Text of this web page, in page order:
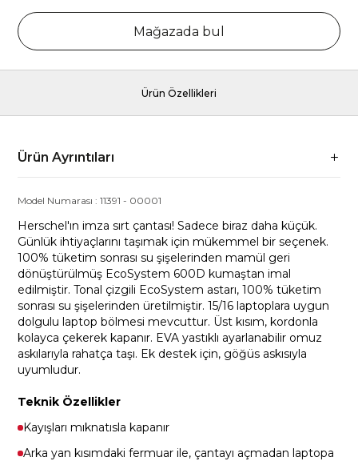
Mağazada bul
Ürün Özellikleri
Ürün Ayrıntıları
Model Numarası :11391 - 00001
Herschel'ın imza sırt çantası! Sadece biraz daha küçük.
Günlük ihtiyaçlarını taşımak için mükemmel bir seçenek.
100% tüketim sonrası su şişelerinden mamül geri
dönüştürülmüş EcoSystem 600D kumaştan imal
edilmiştir. Tonal çizgili EcoSystem astarı, 100% tüketim
sonrası su şişelerinden üretilmiştir. 15/16 laptoplara uygun
dolgulu laptop bölmesi mevcuttur. Üst kısım, kordonla
kolayca çekerek kapanır. EVA yastıklı ayarlanabilir omuz
askılarıyla rahatça taşı. Ek destek için, göğüs askısıyla
uyumludur.
Teknik Özellikler
Kayışları mıknatısla kapanır
Arka yan kısımdaki fermuar ile, çantayı açmadan laptopa